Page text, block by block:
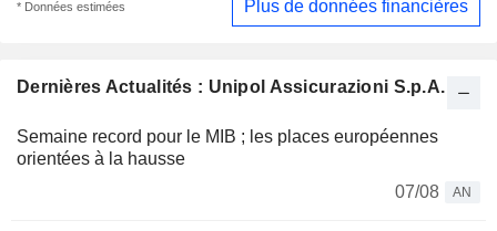
Dernières Actualités : Unipol Assicurazioni S.p.A.
Semaine record pour le MIB ; les places européennes
orientées à la hausse
07/08
AN
* Données estimées Plus de données financières